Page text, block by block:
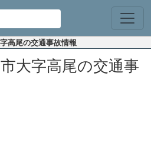
高尾の交通事故情報
大字高尾の交通事